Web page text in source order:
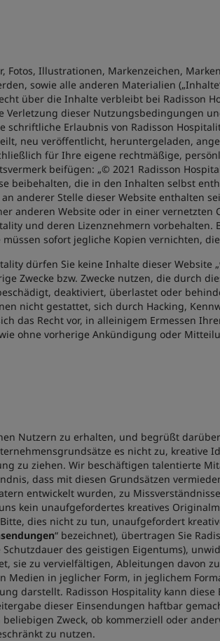
Fotos, Illustrationen, Markenzeichen,
sowie alle anderen Materialien
über die Inhalte verbleibt bei Radisson
dieser Nutzungsbedingungen
schriftliche Erlaubnis von Radisson
neu veröffentlicht, heruntergeladen,
für Ihre eigene rechtmäßige,
beifügen: „© 2021 Radisson
beibehalten, die in den Inhalten selbst
anderer Stelle dieser Website enthalten
anderen Website oder in einer
und deren Lizenznehmern
sofort jegliche Kopien vernichten,
dürfen Sie keine Inhalte dieser
Zwecke bzw. Zwecke nutzen, die durch
deaktiviert, überlastet oder
nicht gestattet, sich durch Hacking,
das Recht vor, in alleinigem Ermessen
ohne vorherige Ankündigung oder
Nutzern zu erhalten, und begrüßt
es nicht zu, kreative
zu ziehen. Wir beschäftigen talentierte
dass mit diesen Grundsätzen
entwickelt wurden, zu
kein unaufgefordertes kreatives
dies nicht zu tun, unaufgefordert
“ bezeichnet), übertragen Sie
des geistigen Eigentums),
sie zu vervielfältigen, Ableitungen davon
in jeglicher Form, in jeglichem
darstellt. Radisson Hospitality kann
dieser Einsendungen haftbar
Zweck, ob kommerziell oder
zu nutzen.